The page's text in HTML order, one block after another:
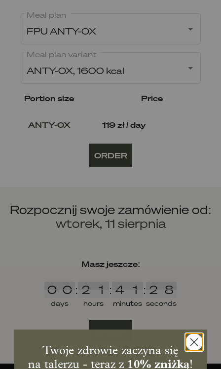
FPU ANTY-OX
Meal plan
ANTY-OX, 1600 kcal
Meal plan variant
Portion size Price
ANTY-OX 119 zł / day
ORDER
Rozpocznij swoje zamówienie od:
wtorek, 11 sierpnia
Masz jeszcze:
days
0
0 0
0 :
hours
2
2 1
1 :
minutes
4
4 1
1 :
seconds
2
2 8
8
ORDER
Twoje zdrowie zaczyna się
na talerzu - teraz z 10% zniżką!